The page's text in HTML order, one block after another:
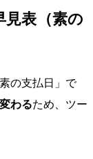
見表（素の
の支払日」で
わるため、ツー